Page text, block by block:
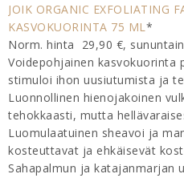
JOIK ORGANIC EXFOLIATING
KASVOKUORINTA 75 ML *
Norm. hinta 29,90 €,
Voidepohjainen kasvokuorinta
stimuloi ihon uusiutumista ja
Luonnollinen hienojakoinen
tehokkaasti, mutta
Luomulaatuinen sheavoi ja
kosteuttavat ja ehkäisevät
Sahapalmun ja katajanmarjan